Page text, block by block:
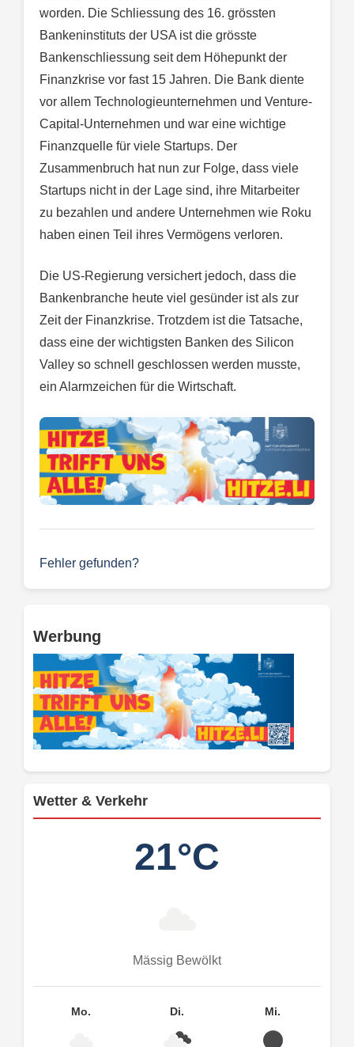
worden. Die Schliessung des 16. grössten
Bankeninstituts der USA ist die grösste
Bankenschliessung seit dem Höhepunkt der
Finanzkrise vor fast 15 Jahren. Die Bank diente
vor allem Technologieunternehmen und Venture-
Capital-Unternehmen und war eine wichtige
Finanzquelle für viele Startups. Der
Zusammenbruch hat nun zur Folge, dass viele
Startups nicht in der Lage sind, ihre Mitarbeiter
zu bezahlen und andere Unternehmen wie Roku
haben einen Teil ihres Vermögens verloren.
Die US-Regierung versichert jedoch, dass die
Bankenbranche heute viel gesünder ist als zur
Zeit der Finanzkrise. Trotzdem ist die Tatsache,
dass eine der wichtigsten Banken des Silicon
Valley so schnell geschlossen werden musste,
ein Alarmzeichen für die Wirtschaft.
Fehler gefunden?
Werbung
Wetter & Verkehr
21°C
Mässig Bewölkt
Mo. Di. Mi.